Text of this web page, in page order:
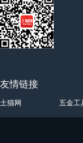
友情链接
土猫网 五金工